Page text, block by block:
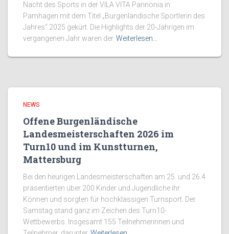
Nacht des Sports in der VILA VITA Pannonia in
Pamhagen mit dem Titel „Burgenländische Sportlerin des
Jahres“ 2025 gekürt. Die Highlights der 20-Jährigen im
vergangenen Jahr waren der Weiterlesen…
NEWS
Offene Burgenländische
Landesmeisterschaften 2026 im
Turn10 und im Kunstturnen,
Mattersburg
Bei den heurigen Landesmeisterschaften am 25. und 26.4
präsentierten über 200 Kinder und Jugendliche ihr
Können und sorgten für hochklassigen Turnsport. Der
Samstag stand ganz im Zeichen des Turn10-
Wettbewerbs. Insgesamt 155 Teilnehmerinnen und